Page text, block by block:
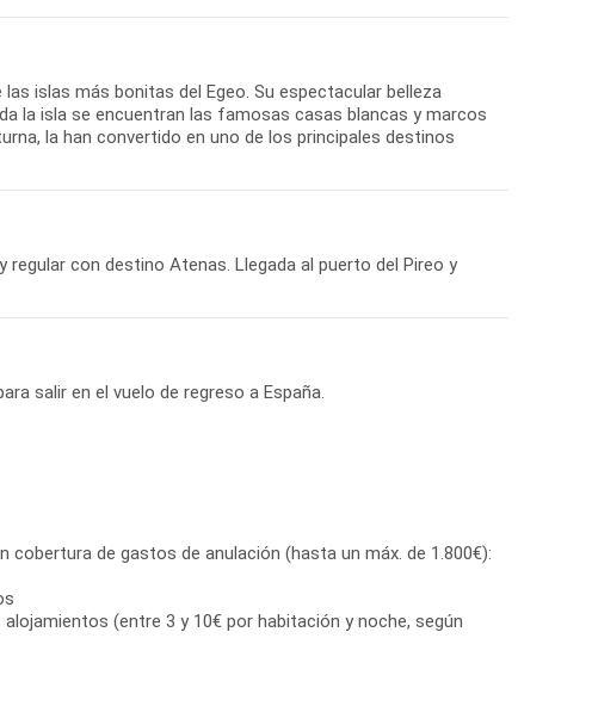
islas más bonitas del Egeo. Su espectacular belleza
la isla se encuentran las famosas casas blancas y marcos
la han convertido en uno de los principales destinos
con destino Atenas. Llegada al puerto del Pireo y
salir en el vuelo de regreso a España.
cobertura de gastos de anulación (hasta un máx. de 1.800€):
(entre 3 y 10€ por habitación y noche, según